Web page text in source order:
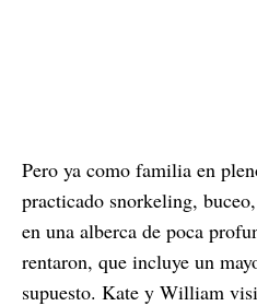
Pero ya como familia en
practicado snorkeling,
en una alberca de poca
rentaron, que incluye un
supuesto. Kate y William